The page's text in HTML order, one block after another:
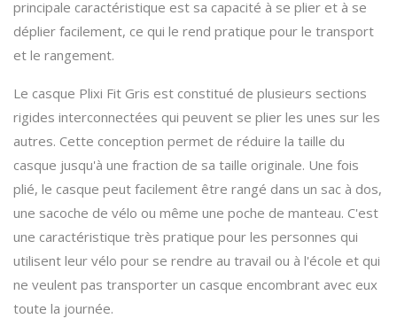
principale caractéristique est sa capacité à se plier et à se
déplier facilement, ce qui le rend pratique pour le transport
et le rangement.
Le casque Plixi Fit Gris est constitué de plusieurs sections
rigides interconnectées qui peuvent se plier les unes sur les
autres. Cette conception permet de réduire la taille du
casque jusqu'à une fraction de sa taille originale. Une fois
plié, le casque peut facilement être rangé dans un sac à dos,
une sacoche de vélo ou même une poche de manteau. C'est
une caractéristique très pratique pour les personnes qui
utilisent leur vélo pour se rendre au travail ou à l'école et qui
ne veulent pas transporter un casque encombrant avec eux
toute la journée.